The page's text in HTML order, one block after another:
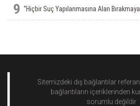
9 “Hiçbir Suç Yapılanmasına Alan
Sitemizdeki dış bağlantılar
bağlantıların içeriklerinden
sorumlu değildir